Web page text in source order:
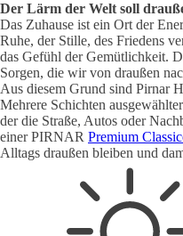
Der Lärm der Welt soll
Das Zuhause ist ein Ort der
Ruhe, der Stille, des Friedens
das Gefühl der Gemütlichkeit.
Sorgen, die wir von draußen
Aus diesem Grund sind Pirnar
Mehrere Schichten
der die Straße, Autos oder
einer PIRNAR Premium
Alltags draußen bleiben und